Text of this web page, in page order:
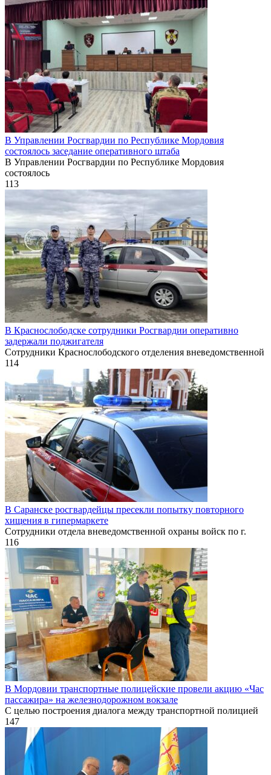
В Управлении Росгвардии по Республике Мордовия
состоялось заседание оперативного штаба
В Управлении Росгвардии по Республике Мордовия
состоялось
113
В Краснослободске сотрудники Росгвардии оперативно
задержали поджигателя
Сотрудники Краснослободского отделения вневедомственной
114
В Саранске росгвардейцы пресекли попытку повторного
хищения в гипермаркете
Сотрудники отдела вневедомственной охраны войск по г.
116
В Мордовии транспортные полицейские провели акцию «Час
пассажира» на железнодорожном вокзале
С целью построения диалога между транспортной полицией
147